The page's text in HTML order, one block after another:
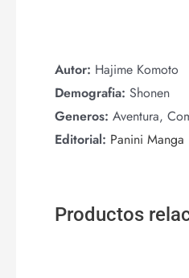
Autor: Hajime Komoto
Demografia: Shonen
Generos: Aventura,
Editorial: Panini Manga
Productos